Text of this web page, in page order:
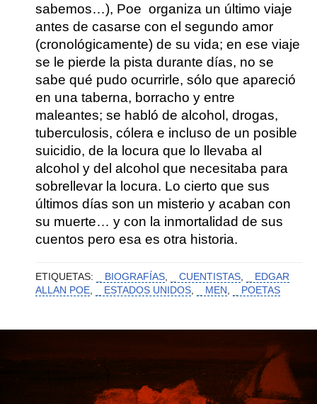
sabemos…), Poe organiza un último viaje
antes de casarse con el segundo amor
(cronológicamente) de su vida; en ese viaje
se le pierde la pista durante días, no se
sabe qué pudo ocurrirle, sólo que apareció
en una taberna, borracho y entre
maleantes; se habló de alcohol, drogas,
tuberculosis, cólera e incluso de un posible
suicidio, de la locura que lo llevaba al
alcohol y del alcohol que necesitaba para
sobrellevar la locura. Lo cierto que sus
últimos días son un misterio y acaban con
su muerte… y con la inmortalidad de sus
cuentos pero esa es otra historia.
ETIQUETAS: BIOGRAFÍAS, CUENTISTAS,
EDGAR
ALLAN POE, ESTADOS UNIDOS, MEN, POETAS